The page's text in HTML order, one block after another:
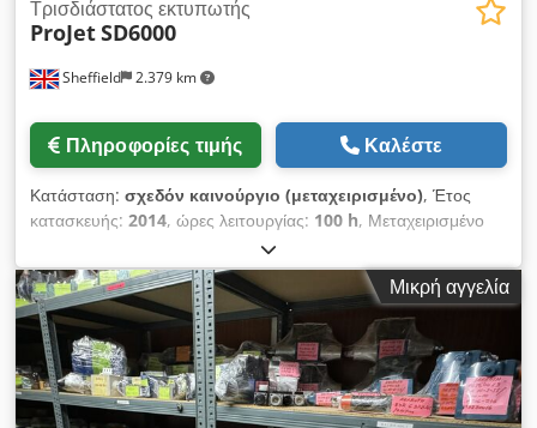
Sheffield 2.379 km
Τρισδιάστατος εκτυπωτής
ProJetSD6000
Πληροφορίες τιμής Καλέστε
Κατάσταση: σχεδόν καινούργιο (μεταχειρισμένο), Έτος
κατασκευής: 2014, ώρες λειτουργίας: 100 h, Μεταχειρισμένο
μηχάνημα τρισδιάστατης εκτύπωσης ProJet SD6000 που
χρησιμοποιεί στερεολιθογραφική τεχνολογία. Το μηχάνημα είχε
εξαιρετικά λίγες ώρες χρήσης κατά τη διάρκεια της μέχρι τώρα
ζωής του, αφού εγκαταστάθηκε και χρησιμοποιήθηκε ελάχιστα
κατά καιρούς για ερευνητικά έργα στο ερευνητικό τμήμα AMRC
του Πανεπιστημίου του Sheffield, γνωστό ως "Εργοστάσιο του
Μέλλοντος". Serial # 10311178101 Έτος 2014 ΚΑΤΑΣΚΕΥΉ &
ΧΑΡΑΚΤΗΡΙΣΤΙΚΆ ΤΟΥ ΜΗΧΑΝΉΜΑΤΟΣ Ο ProJet 6000 HD
Μικρή αγγελία